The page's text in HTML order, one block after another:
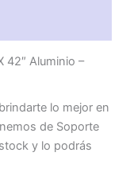
42″ Aluminio –
lo mejor en
de Soporte
y lo podrás